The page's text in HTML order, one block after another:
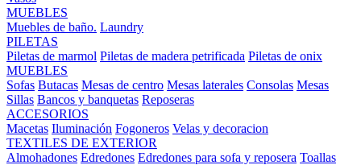
MUEBLES
Muebles de baño. Laundry
PILETAS
Piletas de marmol Piletas de madera petrificada Piletas de onix
MUEBLES
Sofas Butacas Mesas de centro Mesas laterales Consolas Mesas
Sillas Bancos y banquetas Reposeras
ACCESORIOS
Macetas Iluminación Fogoneros Velas y decoracion
TEXTILES DE EXTERIOR
Almohadones Edredones Edredones para sofa y reposera Toallas